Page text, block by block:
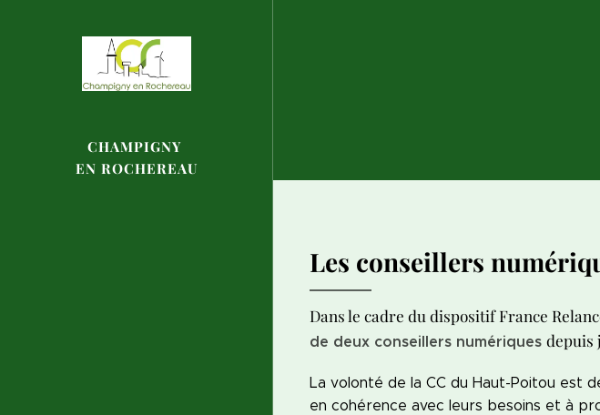
CHAMPIGNY
EN ROCHEREAU
Les conseillers
Dans le cadre du dispositif France
de deux conseillers numériques depuis
La volonté de la CC du Haut-Poitou est
en cohérence avec leurs besoins et à